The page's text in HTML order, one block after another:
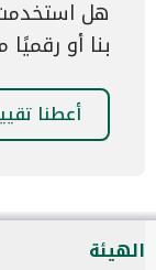
هل
بنا أو رقميًا
أعطنا
الهيئة